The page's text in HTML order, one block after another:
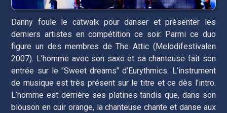
Danny foule le catwalk pour danser et présenter les
derniers artistes en compétition ce soir. Parmi ce duo
figure un des membres de The Attic (Melodifestivalen
2007). L’homme avec son saxo et sa chanteuse fait son
entrée sur le "Sweet dreams" d’Eurythmics. L’instrument
de musique est très présent sur le titre et ce dès l’intro.
L’homme est derrière ses platines tandis que, dans son
blouson en cuir orange, la chanteuse chante et danse aux